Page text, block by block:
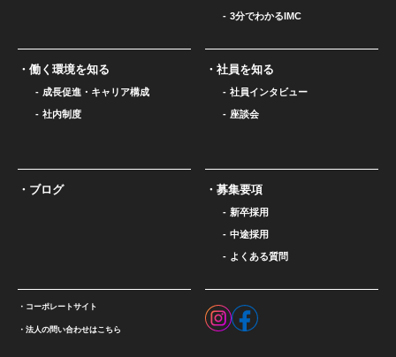
3分でわかるIMC
働く環境を知る
成長促進・キャリア構成
社内制度
社員を知る
社員インタビュー
座談会
ブログ 募集要項
新卒採用
中途採用
よくある質問
コーポレートサイト
法人の問い合わせはこちら